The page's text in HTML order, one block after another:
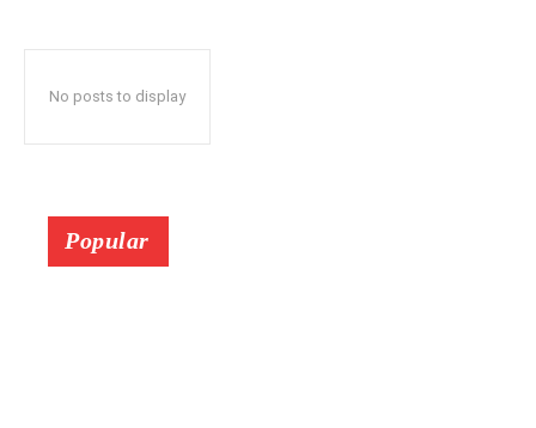
No posts to display
Popular